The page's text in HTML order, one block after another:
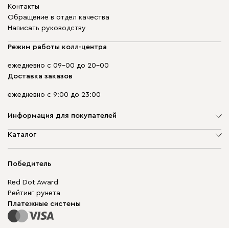
Контакты
Обращение в отдел качества
Написать руководству
Режим работы колл-центра
ежедневно с 09-00 до 20-00
Доставка заказов
ежедневно с 9:00 до 23:00
Информация для покупателей
О компании
Гарантия
Для бизнеса
Карта сайта
Каталог
Корпусная мебель
Модульная мебель
Столы и стулья
Победитель
Red Dot Award
Рейтинг рунета
Платежные системы